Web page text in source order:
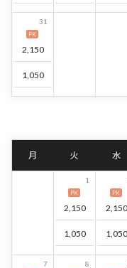
31
PK
2,150
1,050
月 火 水
1
PK
2,150
1,050
PK
2,150
1,050
7 8